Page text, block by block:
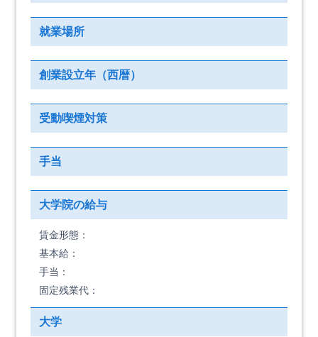
就業場所
創業設立年（西暦）
受動喫煙対策
手当
大学院の給与
賃金形態：
基本給：
手当：
固定残業代：
大学